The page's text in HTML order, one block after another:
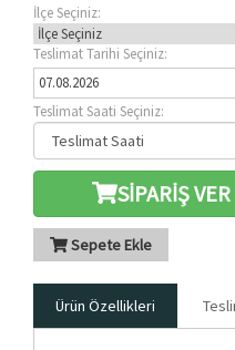
İlçe Seçiniz:
Teslimat Tarihi Seçiniz:
Teslimat Saati Seçiniz:
SİPARİŞ VER
Sepete Ekle
Ürün Özellikleri